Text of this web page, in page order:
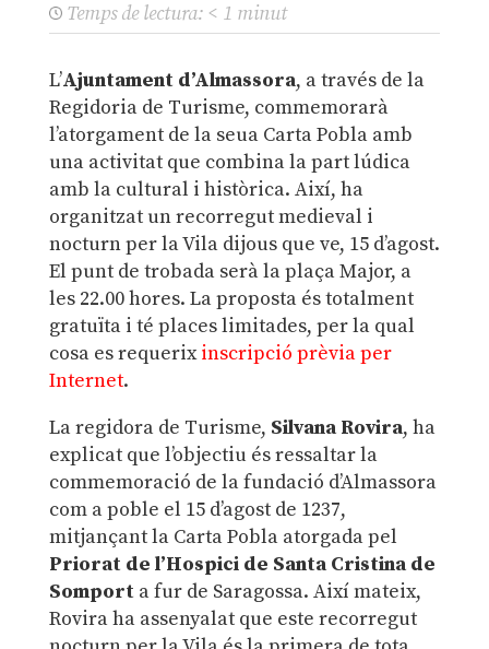
Temps de lectura: < 1 minut
L’Ajuntament d’Almassora, a través de la
Regidoria de Turisme, commemorarà
l’atorgament de la seua Carta Pobla amb
una activitat que combina la part lúdica
amb la cultural i històrica. Així, ha
organitzat un recorregut medieval i
nocturn per la Vila dijous que ve, 15 d’agost.
El punt de trobada serà la plaça Major, a
les 22.00 hores. La proposta és totalment
gratuïta i té places limitades, per la qual
cosa es requerixinscripció prèvia per
Internet.
La regidora de Turisme, Silvana Rovira, ha
explicat que l’objectiu és ressaltar la
commemoració de la fundació d’Almassora
com a poble el 15 d’agost de 1237,
mitjançant la Carta Pobla atorgada pel
Priorat de l’Hospici de Santa Cristina de
Somporta fur de Saragossa. Així mateix,
Rovira ha assenyalat que este recorregut